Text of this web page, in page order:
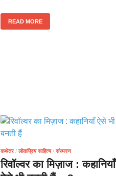
READ MORE
कथेतर/ लोकप्रिय साहित्य/ संस्मरण
रिवॉल्वर का मिज़ाज : कहानियाँ